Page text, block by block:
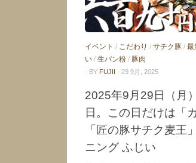
イベント / こだわり / サチク豚 / 最
い / 生パン粉 / 豚肉
· BY FUJII · 29 9月, 2025
2025年9月29日（月
日。この日だけは「
「匠の豚サチク麦王
ニング ふじい